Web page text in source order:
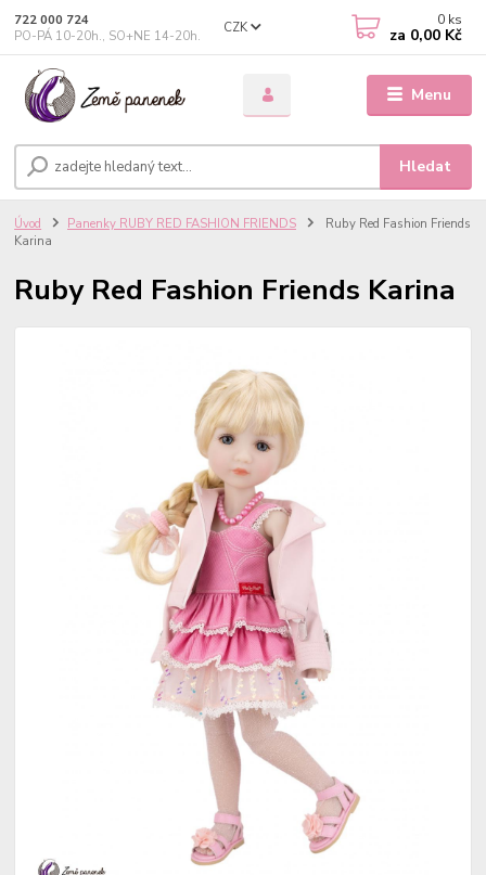
Menu
CZK
Hledat
722 000 724
PO-PÁ 10-20h., SO+NE 14-20h.
0 ks
za 0,00 Kč
Úvod Panenky RUBY RED FASHION FRIENDS
Ruby Red Fashion Friends
Karina
Ruby Red Fashion Friends Karina